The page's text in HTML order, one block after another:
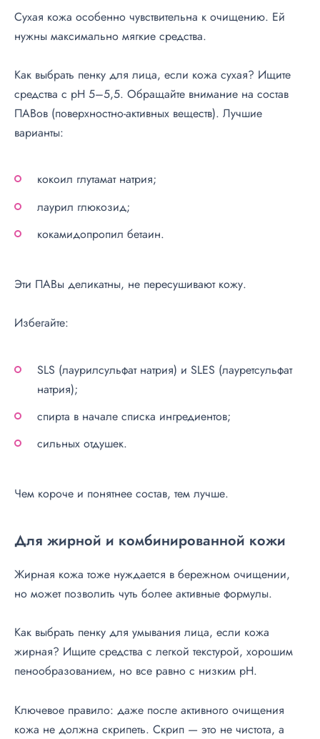
Сухая кожа особенно чувствительна к очищению. Ей
нужны максимально мягкие средства.
Как выбрать пенку для лица, если кожа сухая? Ищите
средства с pH 5–5,5. Обращайте внимание на состав
ПАВов (поверхностно-активных веществ). Лучшие
варианты:
кокоил глутамат натрия;
лаурил глюкозид;
кокамидопропил бетаин.
Эти ПАВы деликатны, не пересушивают кожу.
Избегайте:
SLS (лаурилсульфат натрия) и SLES (лауретсульфат
натрия);
спирта в начале списка ингредиентов;
сильных отдушек.
Чем короче и понятнее состав, тем лучше.
Для жирной и комбинированной кожи
Жирная кожа тоже нуждается в бережном очищении,
но может позволить чуть более активные формулы.
Как выбрать пенку для умывания лица, если кожа
жирная? Ищите средства с легкой текстурой, хорошим
пенообразованием, но все равно с низким pH.
Ключевое правило: даже после активного очищения
кожа не должна скрипеть. Скрип — это не чистота, а